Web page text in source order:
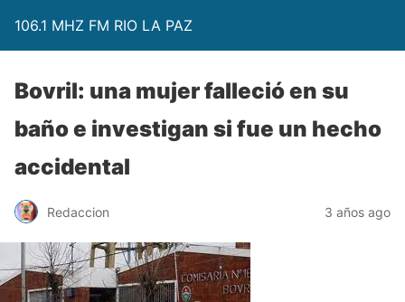
106.1 MHZ FM RIO LA PAZ
Bovril: una mujer falleció en su
baño e investigan si fue un hecho
accidental
Redaccion 3 años ago